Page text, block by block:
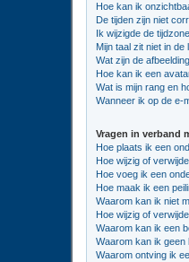
Hoe kan ik
De tijden zijn niet
Ik wijzigde de
Mijn taal zit niet in de
Wat zijn de
Hoe kan ik een
Wat is mijn rang en
Wanneer ik op de e-
Vragen in verband
Hoe plaats ik een
Hoe wijzig of
Hoe voeg ik een
Hoe maak ik een
Waarom kan ik niet
Hoe wijzig of
Waarom kan ik een
Waarom kan ik geen
Waarom ontving ik